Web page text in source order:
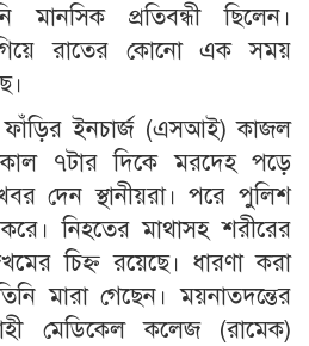
মানসিক প্রতিবন্ধী ছিলেন।
রাতের কোনো এক সময়
ইনচার্জ (এসআই) কাজল
৭টার দিকে মরদেহ পড়ে
দেন স্থানীয়রা। পরে পুলিশ
নিহতের মাথাসহ শরীরের
চিহ্ন রয়েছে। ধারণা করা
মারা গেছেন। ময়নাতদন্তের
মেডিকেল কলেজ (রামেক)